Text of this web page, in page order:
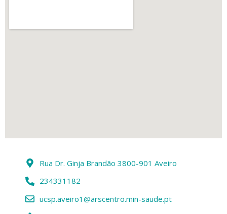
Rua Dr. Ginja Brandão 3800-901 Aveiro
234331182
ucsp.aveiro1@arscentro.min-saude.pt